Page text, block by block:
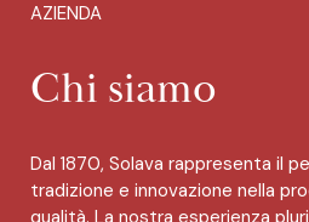
AZIENDA
Chi siamo
Dal 1870, Solava rappresenta il
tradizione e innovazione nella
qualità. La nostra esperienza